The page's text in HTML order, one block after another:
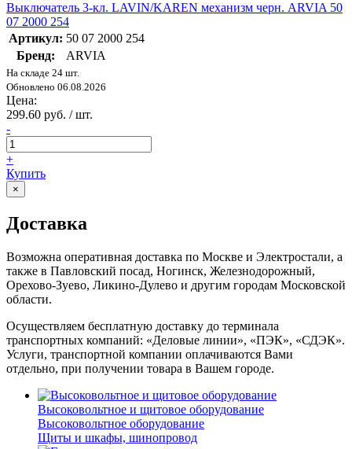
Выключатель 3-кл. LAVIN/KAREN механизм черн. ARVIA 50
07 2000 254
Артикул: 50 07 2000 254
Бренд:
ARVIA
На складе 24 шт.
Обновлено 06.08.2026
Цена:
299.60 руб. / шт.
-
+
Купить
×
Доставка
Возможна оперативная доставка по Москве и Электростали, а
также в Павловский посад, Ногинск, Железнодорожный,
Орехово-Зуево, Ликино-Дулево и другим городам Московской
области.
Осуществляем бесплатную доставку до терминала
транспортных компаний: «Деловые линии», «ПЭК», «СДЭК».
Услуги, транспортной компании оплачиваются Вами
отдельно, при получении товара в Вашем городе.
Высоковольтное и щитовое оборудование
Высоковольтное оборудование
Щиты и шкафы, шинопровод